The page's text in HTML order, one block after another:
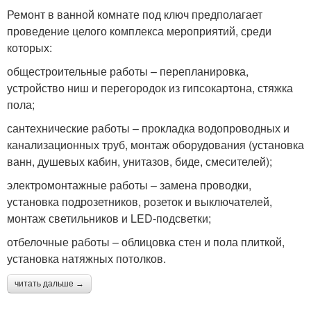
Ремонт в ванной комнате под ключ предполагает
проведение целого комплекса мероприятий, среди
которых:
общестроительные работы – перепланировка,
устройство ниш и перегородок из гипсокартона, стяжка
пола;
сантехнические работы – прокладка водопроводных и
канализационных труб, монтаж оборудования (установка
ванн, душевых кабин, унитазов, биде, смесителей);
электромонтажные работы – замена проводки,
установка подрозетников, розеток и выключателей,
монтаж светильников и LED-подсветки;
отбелочные работы – облицовка стен и пола плиткой,
установка натяжных потолков.
читать дальше →